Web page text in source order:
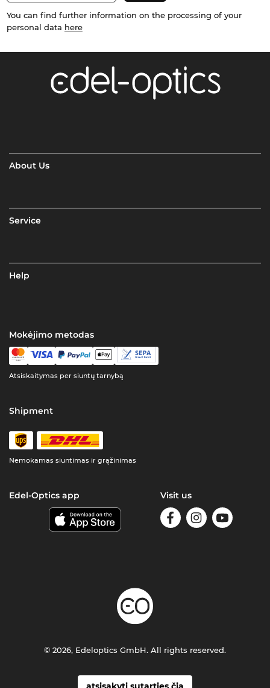
You can find further information on the processing of your
personal data here
About Us
Service
Help
Mokėjimo metodas
Atsiskaitymas per siuntų tarnybą
Shipment
Nemokamas siuntimas ir grąžinimas
Edel-Optics app Visit us
© 2026, Edeloptics GmbH. All rights reserved.